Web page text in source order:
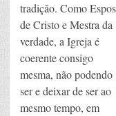
tradição. Como
de Cristo e Mestra da
verdade, a Igreja é
coerente consigo
mesma, não podendo
ser e deixar de ser ao
mesmo tempo, em